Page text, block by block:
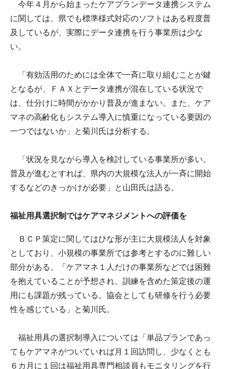
今年４月から始まったケアプランデータ連携システム
に関しては、県でも標準様式対応のソフトはある程度普
及しているが、実際にデータ連携を行う事業所は少な
い。
「有効活用のためには全体で一斉に取り組むことが鍵
となるが、ＦＡＸとデータ連携が混在している状況で
は、仕分けに時間がかかり普及が進まない。また、ケア
マネの高齢化もシステム導入に慎重になっている要因の
一つではないか」と菊川氏は分析する。
「状況を見ながら導入を検討している事業所が多い。
普及が進むとすれば、県内の大規模な法人が一斉に開始
するなどのきっかけが必要」と山田氏は語る。
福祉用具選択制ではケアマネジメントへの評価を
ＢＣＰ策定に関してはひな形が主に大規模法人を対象
としており、小規模の事業所では参考とするのに難しい
部分がある。「ケアマネ１人だけの事業所などでは困難
を抱えていることが予想され、訓練を含めた策定後の運
用にも課題が残っている。協会としても研修を行う必要
性を感じている」と菊川氏。
福祉用具の選択制導入については「単品プランであっ
てもケアマネがついていれば月１回訪問し、少なくとも
６カ月に１回は福祉用具専門相談員もモニタリングを行